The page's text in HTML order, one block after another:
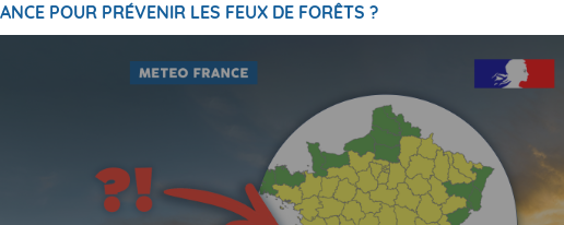
POUR PRÉVENIR LES FEUX DE FORÊTS ?